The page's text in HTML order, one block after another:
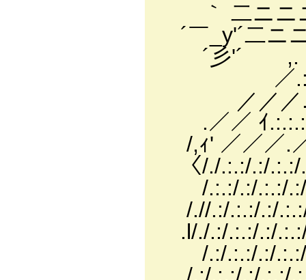
ゞ｀ 二ニニ
´￣_y'´二ニ
´彡'´ ,. -‐
／.:.:.;ｨ
／／／.:.:.:
.／／ ｲ.:.:.:.
/,ｨ' ／／／.
〈/./.:.:/.:/.:.:/
/.:.:/.:/.:.:/.:/
/.//.:/.:.:/.:/
.l/./.:/.:.:/.:/
/.:/.:.:/.:/.:.:/